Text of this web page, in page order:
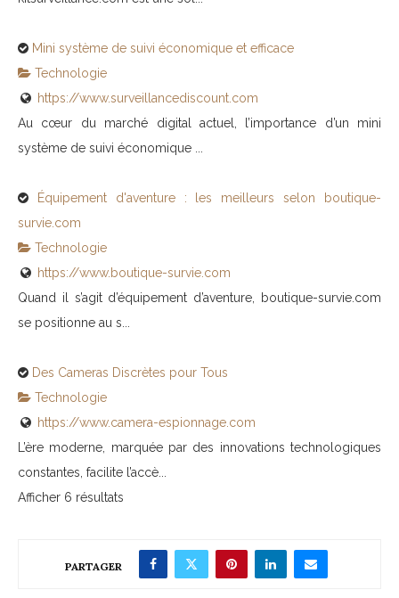
Mini système de suivi économique et efficace
Technologie
https://www.surveillancediscount.com
Au cœur du marché digital actuel, l’importance d’un mini
système de suivi économique ...
Équipement d'aventure : les meilleurs selon boutique-
survie.com
Technologie
https://www.boutique-survie.com
Quand il s’agit d’équipement d’aventure, boutique-survie.com
se positionne au s...
Des Cameras Discrètes pour Tous
Technologie
https://www.camera-espionnage.com
L’ère moderne, marquée par des innovations technologiques
constantes, facilite l’accè...
Afficher 6 résultats
PARTAGER